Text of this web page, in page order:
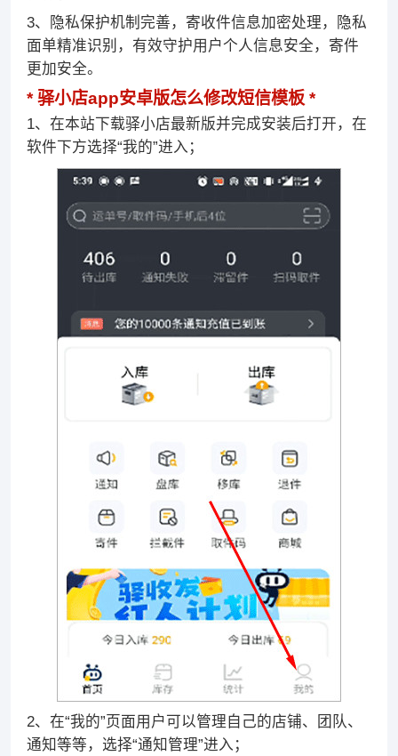
3、隐私保护机制完善，寄收件信息加密处理，隐私
面单精准识别，有效守护用户个人信息安全，寄件
更加安全。
驿小店app安卓版怎么修改短信模板
1、在本站下载驿小店最新版并完成安装后打开，在
软件下方选择“我的”进入；
2、在“我的”页面用户可以管理自己的店铺、团队、
通知等等，选择“通知管理”进入；